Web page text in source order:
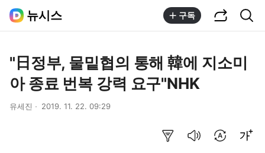
뉴시스 구독
"日정부, 물밑협의 통해 韓에 지소미
아 종료 번복 강력 요구"NHK
유세진 2019. 11. 22. 09:29